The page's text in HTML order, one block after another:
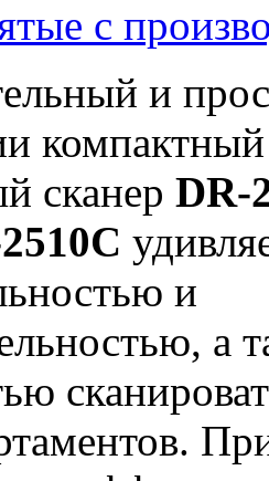
с
и
компактный
сканер DR-
и
а